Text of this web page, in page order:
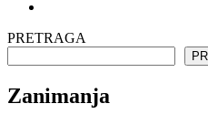
PRETRAGA
Zanimanja